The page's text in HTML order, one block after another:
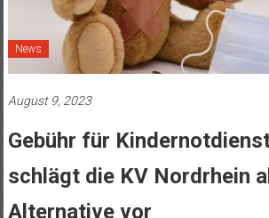
News
August 9, 2023
Gebühr für
schlägt die KV Nordrhein
Alternative vor